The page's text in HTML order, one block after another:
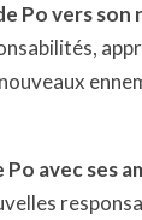
Po vers son
avec ses